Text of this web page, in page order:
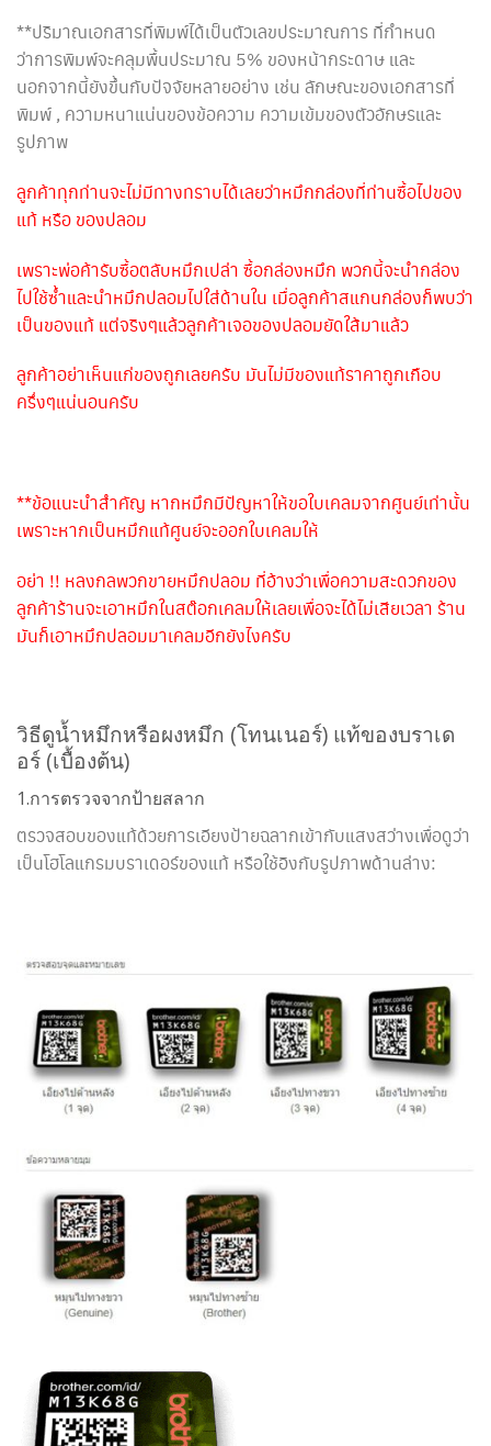
**ปริมาณเอกสารที่พิมพ์ได้เป็นตัวเลขประมาณการ ที่กำหนด
ว่าการพิมพ์จะคลุมพื้นประมาณ 5% ของหน้ากระดาษ และ
นอกจากนี้ยังขึ้นกับปัจจัยหลายอย่าง เช่น ลักษณะของเอกสารที่
พิมพ์ , ความหนาแน่นของข้อความ ความเข้มของตัวอักษรและ
รูปภาพ
ลูกค้าทุกท่านจะไม่มีทางทราบได้เลยว่าหมึกกล่องที่ท่านซื้อไปของ
แท้ หรือ ของปลอม
เพราะพ่อค้ารับซื้อตลับหมึกเปล่า ซื้อกล่องหมึก พวกนี้จะนำกล่อง
ไปใช้ซ้ำและนำหมึกปลอมไปใส่ด้านใน เมื่อลูกค้าสแกนกล่องก็พบว่า
เป็นของแท้ แต่จริงๆแล้วลูกค้าเจอของปลอมยัดใส้มาแล้ว
ลูกค้าอย่าเห็นแก่ของถูกเลยครับ มันไม่มีของแท้ราคาถูกเกือบ
ครึ่งๆแน่นอนครับ
**ข้อแนะนำสำคัญ หากหมึกมีปัญหาให้ขอใบเคลมจากศูนย์เท่านั้น
เพราะหากเป็นหมึกแท้ศูนย์จะออกใบเคลมให้
อย่า !! หลงกลพวกขายหมึกปลอม ที่อ้างว่าเพื่อความสะดวกของ
ลูกค้าร้านจะเอาหมึกในสต๊อกเคลมให้เลยเพื่อจะได้ไม่เสียเวลา ร้าน
มันก็เอาหมึกปลอมมาเคลมอีกยังไงครับ
วิธีดูน้ำหมึกหรือผงหมึก (โทนเนอร์) แท้ของบราเด
อร์ (เบื้องต้น)
1.การตรวจจากป้ายสลาก
ตรวจสอบของแท้ด้วยการเอียงป้ายฉลากเข้ากับแสงสว่างเพื่อดูว่า
เป็นโฮโลแกรมบราเดอร์ของแท้ หรือใช้อิงกับรูปภาพด้านล่าง: